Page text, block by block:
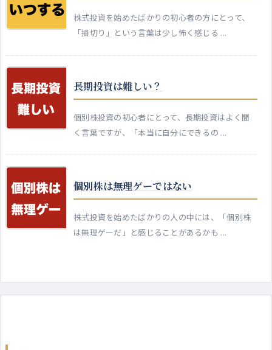
株式投資を始めたばかりの初心者の方にとって、
「損切り」という言葉は少し怖く感じる ...
長期投資は難しい？
個別株投資の初心者にとって、長期投資はよく聞
く言葉ですが、「本当に自分にできるの ...
個別株は無理ゲーではない
株式投資を始めたばかりの人の中には、「個別株
は無理ゲーだ」と感じることがあるかも ...